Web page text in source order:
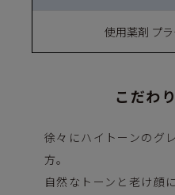
使用薬剤 プ
こだわ
徐々にハイトーンのグ
方。
自然なトーンと老け顔